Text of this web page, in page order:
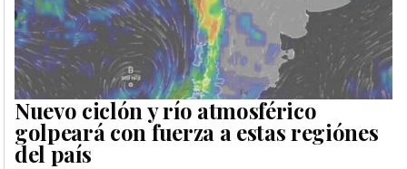
Nuevo ciclón y río atmosférico
golpeará con fuerza a estas regiónes
del país